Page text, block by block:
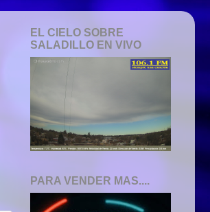
EL CIELO SOBRE
SALADILLO EN VIVO
PARA VENDER MAS....